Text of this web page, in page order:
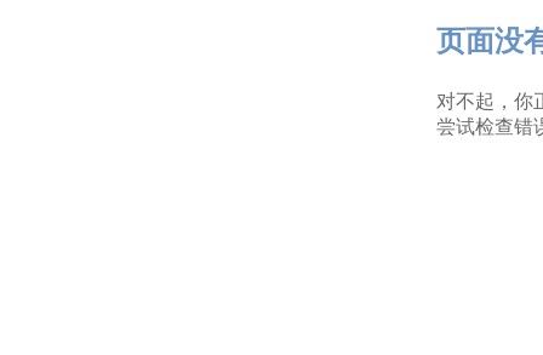
页面没
对不起，你
尝试检查